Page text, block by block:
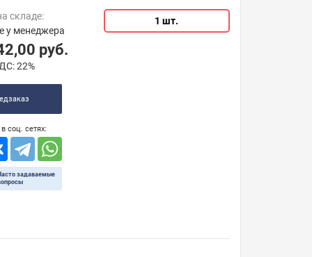
складе:
у менеджера
руб.
22%
соц. сетях:
задаваемые
1 шт.